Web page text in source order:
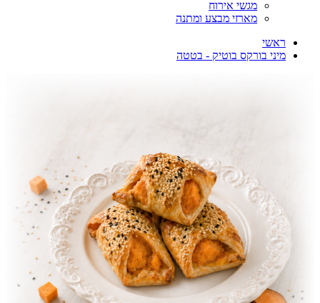
מגשי אירוח
מארזי מבצע ומתנה
ראשי
מיני בורקס בוטיק - בטטה